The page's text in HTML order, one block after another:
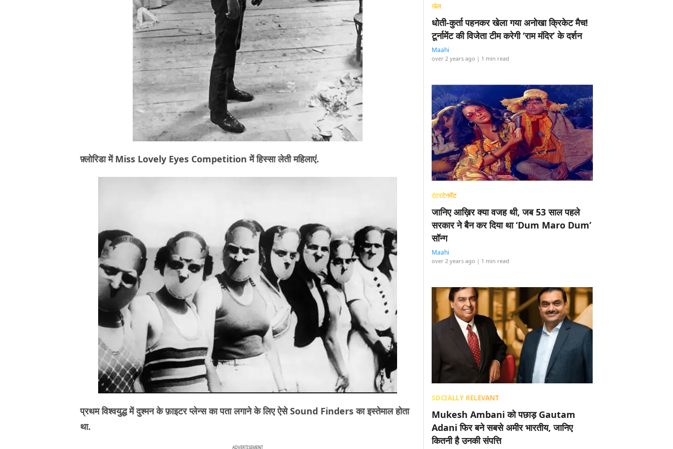
फ़्लोरिडा में Miss Lovely Eyes Competition में हिस्सा लेती महिलाएं.
प्रथम विश्वयुद्ध में दुश्मन के फ़ाइटर प्लेन्स का पता लगाने के लिए ऐसे Sound Finders का इस्तेमाल होता
था.
ADVERTISEMENT
खेल
धोती-कुर्ता पहनकर खेला गया अनोखा क्रिकेट मैच!
टूर्नामेंट की विजेता टीम करेगी ‘राम मंदिर’ के दर्शन
Maahi
over 2 years ago | 1 min read
एंटरटेनमेंट
जानिए आख़िर क्या वजह थी, जब 53 साल पहले
सरकार ने बैन कर दिया था ‘Dum Maro Dum’
सॉन्ग
Maahi
over 2 years ago | 1 min read
SOCIALLY RELEVANT
Mukesh Ambani को पछाड़ Gautam
Adani फिर बने सबसे अमीर भारतीय, जानिए
कितनी है उनकी संपत्ति